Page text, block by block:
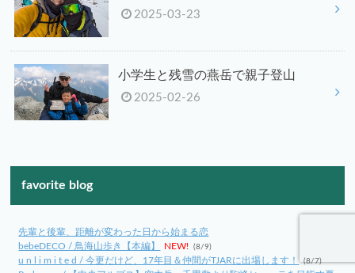
2025-03-23
小学生と残雪の燕岳で親子登山
2025-02-26
favorite blog
先輩と後輩、距離が変わった日から始まる恋
bebeDECO / 鳥海山歩き【本編】
NEW! (8/9)
u n l i m i t e d / 今更だけど、17年目＆仲間がTJARに出場します！ (8/7)